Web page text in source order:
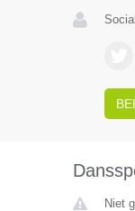
Niet